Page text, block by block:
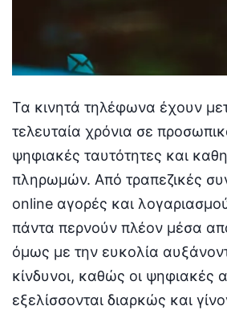
Τα κινητά τηλέφωνα έχουν
τελευταία χρόνια σε
ψηφιακές ταυτότητες και
πληρωμών. Από τραπεζικές
online αγορές και
πάντα περνούν πλέον μέσα
όμως με την ευκολία
κίνδυνοι, καθώς οι ψηφιακές
εξελίσσονται διαρκώς και